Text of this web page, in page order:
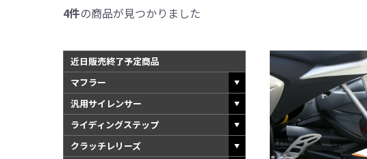
4件の商品が見つかりました
近日販売終了予定商品
マフラー
汎用サイレンサー
ライディングステップ
クラッチレリーズ